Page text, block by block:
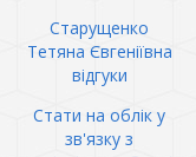
Старущенко
Тетяна Євгеніївна
відгуки
Стати на облік у
зв'язку з